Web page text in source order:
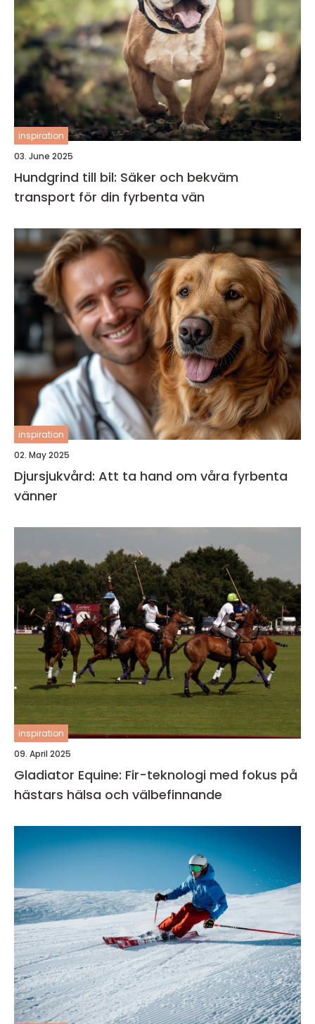
inspiration
03. June 2025
Hundgrind till bil: Säker och bekväm
transport för din fyrbenta vän
inspiration
02. May 2025
Djursjukvård: Att ta hand om våra fyrbenta
vänner
inspiration
09. April 2025
Gladiator Equine: Fir-teknologi med fokus på
hästars hälsa och välbefinnande